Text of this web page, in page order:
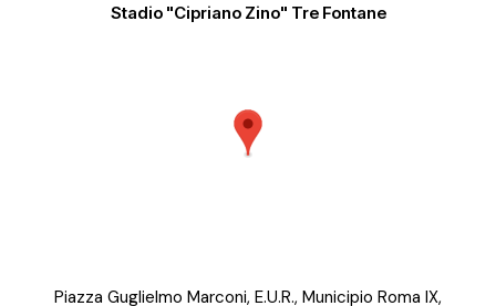
Stadio "Cipriano Zino" Tre Fontane
Piazza Guglielmo Marconi, E.U.R., Municipio Roma IX,